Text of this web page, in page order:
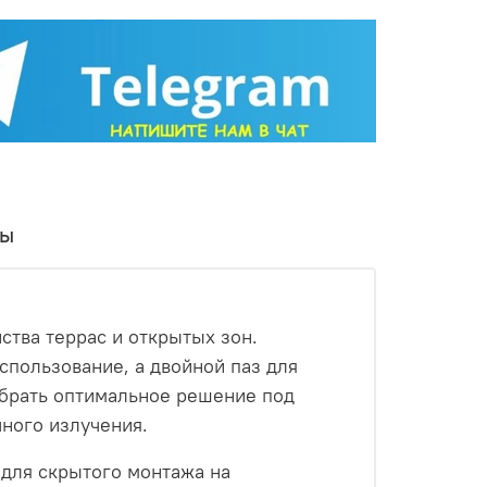
движений.
террас и открытых зон.
а двойной паз для
оптимальное решение под
излучения.
скрытого монтажа на